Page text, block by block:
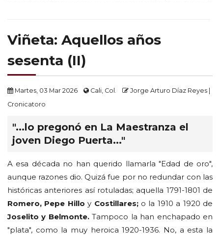
Viñeta: Aquellos años
sesenta (II)
Martes, 03 Mar 2026 Cali, Col.
Jorge Arturo Díaz Reyes |
Cronicatoro
"...lo pregonó en La Maestranza el
joven Diego Puerta..."
A esa década no han querido llamarla "Edad de oro",
aunque razones dio. Quizá fue por no redundar con las
históricas anteriores así rotuladas; aquella 1791-1801 de
Romero, Pepe Hillo y Costillares; o la 1910 a 1920 de
Joselito y Belmonte.Tampoco la han enchapado en
"plata", como la muy heroica 1920-1936. No, a esta la